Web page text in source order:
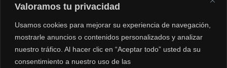
Valoramos tu privacidad
Usamos cookies para mejorar su experiencia de navegación,
mostrarle anuncios o contenidos personalizados y analizar
nuestro tráfico. Al hacer clic en “Aceptar todo” usted da su
consentimiento a nuestro uso de las